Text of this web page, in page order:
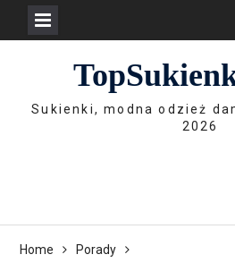
Sukienki, modna odzież
2026
Home
Porady